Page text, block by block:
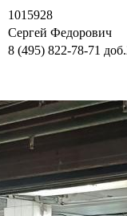
1015928
Сергей Федорович
8 (495) 822-78-71